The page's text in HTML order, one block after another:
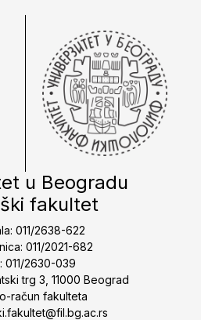
u Beogradu
fakultet
011/2638-622
011/2021-682
011/2630-039
trg 3, 11000 Beograd
račun fakulteta